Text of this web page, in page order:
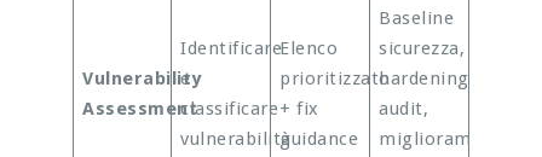
Vulnerability
Assessment
Identificare
e
classificare
vulnerabilità
Elenco
prioritizzato
+ fix
guidance
Baseline
sicurezza,
hardening,
audit,
miglioramento